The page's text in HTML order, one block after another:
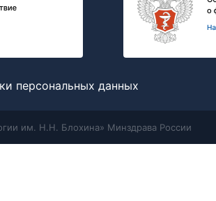
персональных данных
им. Н.Н. Блохина» Минздрава России